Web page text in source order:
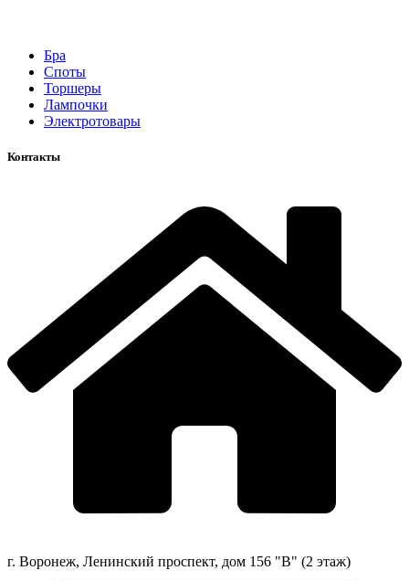
Бра
Споты
Торшеры
Лампочки
Электротовары
Контакты
г. Воронеж, Ленинский проспект, дом 156 "В" (2 этаж)